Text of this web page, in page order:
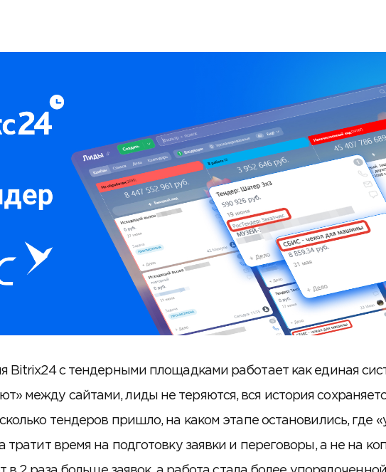
Bitrix24 с тендерными площадками работает как единая
между сайтами, лиды не теряются, вся история
тендеров пришло, на каком этапе остановились, где
тратит время на подготовку заявки и переговоры, а не на